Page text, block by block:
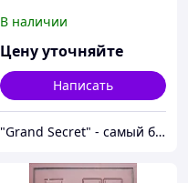
В наличии
Цену уточняйте
Написать
"Grand Secret" - cамый большой специализированный Showroom в Молдове